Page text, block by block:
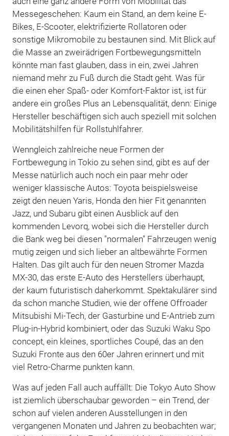
Messegeschehen: Kaum ein Stand, an dem keine E-
Bikes, E-Scooter, elektrifizierte Rollatoren oder
sonstige Mikromobile zu bestaunen sind. Mit Blick auf
die Masse an zweirädrigen Fortbewegungsmitteln
könnte man fast glauben, dass in ein, zwei Jahren
niemand mehr zu Fuß durch die Stadt geht. Was für
die einen eher Spaß- oder Komfort-Faktor ist, ist für
andere ein großes Plus an Lebensqualität, denn: Einige
Hersteller beschäftigen sich auch speziell mit solchen
Mobilitätshilfen für Rollstuhlfahrer.
Wenngleich zahlreiche neue Formen der
Fortbewegung in Tokio zu sehen sind, gibt es auf der
Messe natürlich auch noch ein paar mehr oder
weniger klassische Autos: Toyota beispielsweise
zeigt den neuen Yaris, Honda den hier Fit genannten
Jazz, und Subaru gibt einen Ausblick auf den
kommenden Levorq, wobei sich die Hersteller durch
die Bank weg bei diesen "normalen" Fahrzeugen wenig
mutig zeigen und sich lieber an altbewährte Formen
Halten. Das gilt auch für den neuen Stromer Mazda
MX-30, das erste E-Auto des Herstellers überhaupt,
der kaum futuristisch daherkommt. Spektakulärer sind
da schon manche Studien, wie der offene Offroader
Mitsubishi Mi-Tech, der Gasturbine und E-Antrieb zum
Plug-in-Hybrid kombiniert, oder das Suzuki Waku Spo
concept, ein kleines, sportliches Coupé, das an den
Suzuki Fronte aus den 60er Jahren erinnert und mit
viel Retro-Charme punkten kann.
Was auf jeden Fall auch auffällt: Die Tokyo Auto Show
ist ziemlich überschaubar geworden – ein Trend, der
schon auf vielen anderen Ausstellungen in den
vergangenen Monaten und Jahren zu beobachten war;